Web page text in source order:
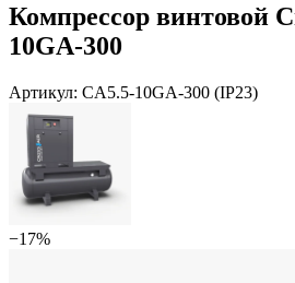
Компрессор винтовой
10GA-300
Артикул: CA5.5-10GA-300 (IP23)
−17%